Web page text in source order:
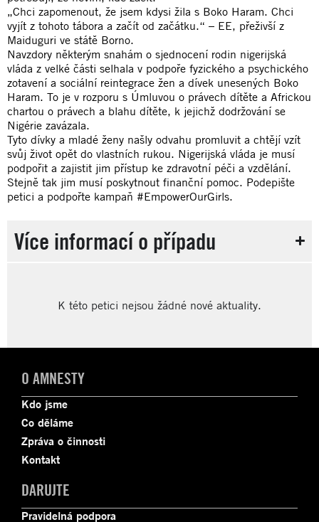
„Chci zapomenout, že jsem kdysi žila s Boko Haram. Chci
vyjít z tohoto tábora a začít od začátku.“ – EE, přeživší z
Maiduguri ve státě Borno.
Navzdory některým snahám o sjednocení rodin nigerijská
vláda z velké části selhala v podpoře fyzického a psychického
zotavení a sociální reintegrace žen a dívek unesených Boko
Haram. To je v rozporu s Úmluvou o právech dítěte a Africkou
chartou o právech a blahu dítěte, k jejichž dodržování se
Nigérie zavázala.
Tyto dívky a mladé ženy našly odvahu promluvit a chtějí vzít
svůj život opět do vlastních rukou. Nigerijská vláda je musí
podpořit a zajistit jim přístup ke zdravotní péči a vzdělání.
Stejně tak jim musí poskytnout finanční pomoc. Podepište
petici a podpořte kampaň #EmpowerOurGirls.
Více informací o případu
K této petici nejsou žádné nové aktuality.
O AMNESTY
Kdo jsme
Co děláme
Zpráva o činnosti
Kontakt
DARUJTE
Pravidelná podpora